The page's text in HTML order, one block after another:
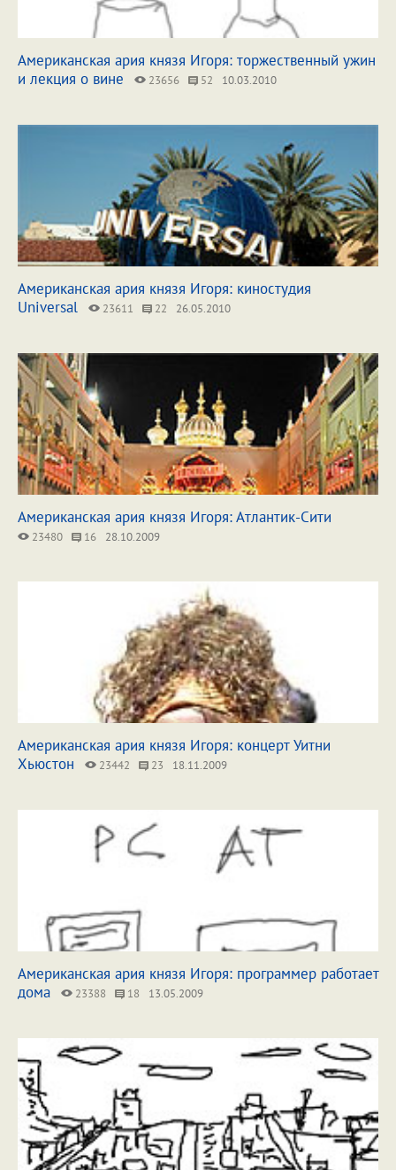
Американская ария князя Игоря: торжественный ужин
и лекция о вине
23656 52 10.03.2010
Американская ария князя Игоря: киностудия
Universal
23611 22 26.05.2010
Американская ария князя Игоря: Атлантик-Сити
23480 16 28.10.2009
Американская ария князя Игоря: концерт Уитни
Хьюстон
23442 23 18.11.2009
Американская ария князя Игоря: программер работает
дома
23388 18 13.05.2009